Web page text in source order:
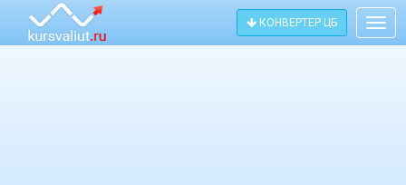
КОНВЕРТЕР ЦБ